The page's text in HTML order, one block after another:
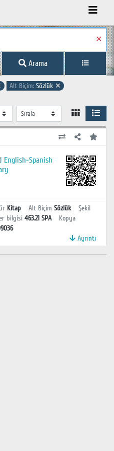
✕
Arama
Alt Biçim: Sözlük ✕
English-Spanish
Kitap Alt Biçim Sözlük
Şekil
bilgisi 463.21 SPA
Kopya
Ayrıntı